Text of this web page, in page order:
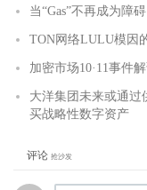
当“Gas”不再成为障
TON网络LULU模因
加密市场10·11事件
大洋集团未来或通过
买战略性数字资产
评论 抢沙发